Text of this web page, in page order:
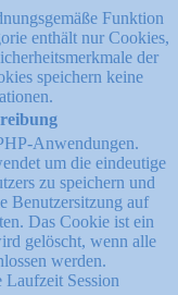
Funktion
enthält nur Cookies,
der
speichern keine
Anwendungen.
um die eindeutige
zu speichern und
Benutzersitzung auf
Das Cookie ist ein
gelöscht, wenn alle
werden.
Laufzeit Session